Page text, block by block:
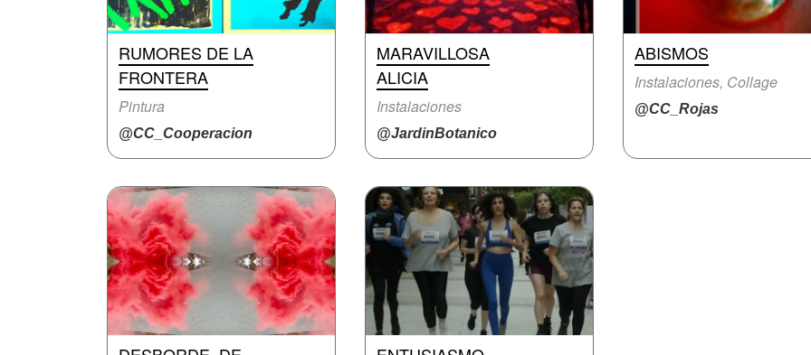
RUMORES DE LA
FRONTERA
Pintura
@CC_Cooperacion
MARAVILLOSA
ALICIA
Instalaciones
@JardinBotanico
ABISMOS
Instalaciones, Collage
@CC_Rojas